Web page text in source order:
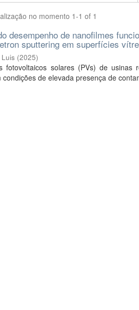
no momento 1-1 of 1
desempenho de nanofilmes
sputtering em superfícies
(2025)
fotovoltaicos solares (PVs) de
condições de elevada presença de